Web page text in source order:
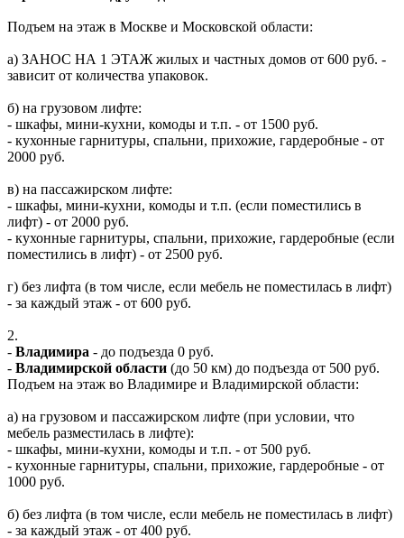
Подъем на этаж в Москве и Московской области:
а) ЗАНОС НА 1 ЭТАЖ жилых и частных домов от 600 руб. -
зависит от количества упаковок.
б) на грузовом лифте:
- шкафы, мини-кухни, комоды и т.п. - от 1500 руб.
- кухонные гарнитуры, спальни, прихожие, гардеробные - от
2000 руб.
в) на пассажирском лифте:
- шкафы, мини-кухни, комоды и т.п. (если поместились в
лифт) - от 2000 руб.
- кухонные гарнитуры, спальни, прихожие, гардеробные (если
поместились в лифт) - от 2500 руб.
г) без лифта (в том числе, если мебель не поместилась в лифт)
- за каждый этаж - от 600 руб.
2.
- Владимира - до подъезда 0 руб.
- Владимирской области (до 50 км) до подъезда от 500 руб.
Подъем на этаж во Владимире и Владимирской области:
а) на грузовом и пассажирском лифте (при условии, что
мебель разместилась в лифте):
- шкафы, мини-кухни, комоды и т.п. - от 500 руб.
- кухонные гарнитуры, спальни, прихожие, гардеробные - от
1000 руб.
б) без лифта (в том числе, если мебель не поместилась в лифт)
- за каждый этаж - от 400 руб.